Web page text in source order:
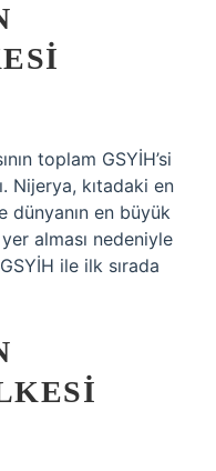
toplam GSYİH’si
Nijerya, kıtadaki en
dünyanın en büyük
alması nedeniyle
ile ilk sırada